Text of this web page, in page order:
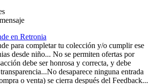
en Retronia
para completar tu colección y/o cumplir ese
desde niño... No se permiten ofertas por
debe ser honrosa y correcta, y debe
desaparece ninguna entrada
o venta) se cierra después del Feedback...